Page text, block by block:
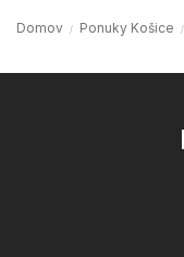
Domov Ponuky Košice